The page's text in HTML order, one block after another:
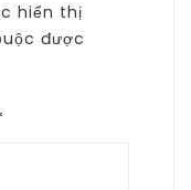
hiển thị
được